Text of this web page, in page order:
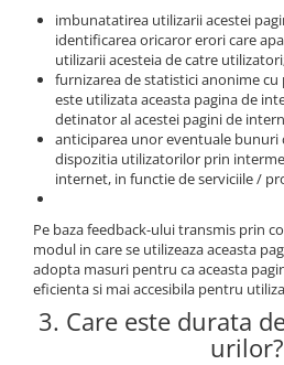
imbunatatirea utilizarii acestei
identificarea oricaror erori care
utilizarii acesteia de catre
furnizarea de statistici anonime
este utilizata aceasta pagina de
detinator al acestei pagini de
anticiparea unor eventuale bunuri
dispozitia utilizatorilor prin
internet, in functie de serviciile /
Pe baza feedback-ului transmis prin
modul in care se utilizeaza aceasta
adopta masuri pentru ca aceasta
eficienta si mai accesibila pentru
3. Care este durata
urilor?